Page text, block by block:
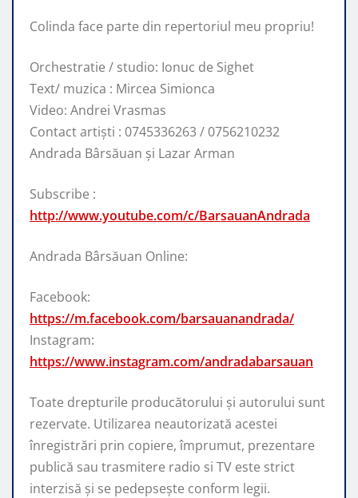
Colinda face parte din repertoriul meu propriu!
Orchestratie / studio: Ionuc de Sighet
Text/ muzica : Mircea Simionca
Video: Andrei Vrasmas
Contact artiști : 0745336263 / 0756210232
Andrada Bârsăuan și Lazar Arman
Subscribe :
http://www.youtube.com/c/BarsauanAndrada
Andrada Bârsăuan Online:
Facebook:
https://m.facebook.com/barsauanandrada/
Instagram:
https://www.instagram.com/andradabarsauan
Toate drepturile producătorului și autorului sunt
rezervate. Utilizarea neautorizată acestei
înregistrări prin copiere, împrumut, prezentare
publică sau trasmitere radio si TV este strict
interzisă și se pedepsește conform legii.